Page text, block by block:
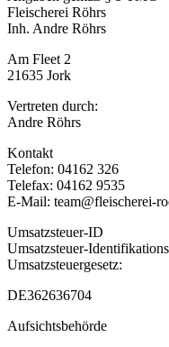
Fleischerei Röhrs
Inh. Andre Röhrs
Am Fleet 2
21635 Jork
Vertreten durch:
Andre Röhrs
Kontakt
Telefon: 04162 326
Telefax: 04162 9535
E-Mail: team@fleischerei-
Umsatzsteuer-ID
Umsatzsteuer-
Umsatzsteuergesetz:
DE362636704
Aufsichtsbehörde